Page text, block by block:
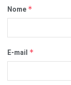
Nome *
E-mail *